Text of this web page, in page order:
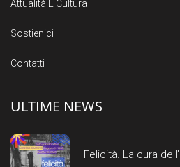
Attualità E Cultura
Sostienici
Contatti
ULTIME NEWS
Felicità. La cura